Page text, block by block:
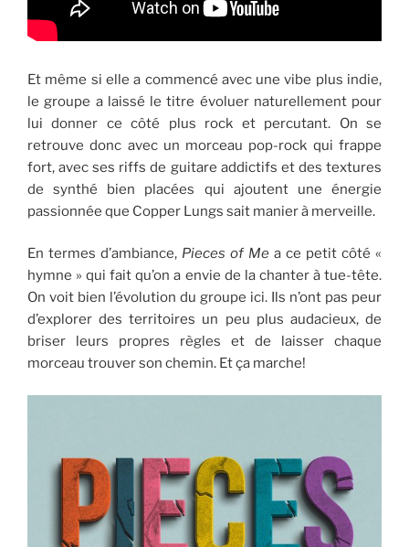
Et même si elle a commencé avec une vibe plus indie,
le groupe a laissé le titre évoluer naturellement pour
lui donner ce côté plus rock et percutant. On se
retrouve donc avec un morceau pop-rock qui frappe
fort, avec ses riffs de guitare addictifs et des textures
de synthé bien placées qui ajoutent une énergie
passionnée que Copper Lungs sait manier à merveille.
En termes d’ambiance, Pieces of Me a ce petit côté «
hymne » qui fait qu’on a envie de la chanter à tue-tête.
On voit bien l’évolution du groupe ici. Ils n’ont pas peur
d’explorer des territoires un peu plus audacieux, de
briser leurs propres règles et de laisser chaque
morceau trouver son chemin. Et ça marche!